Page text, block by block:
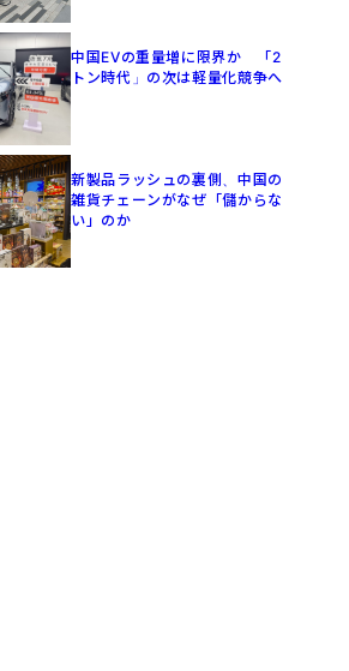
中国EVの重量増に限界か 「2
トン時代」の次は軽量化競争へ
新製品ラッシュの裏側、中国の
雑貨チェーンがなぜ「儲からな
い」のか